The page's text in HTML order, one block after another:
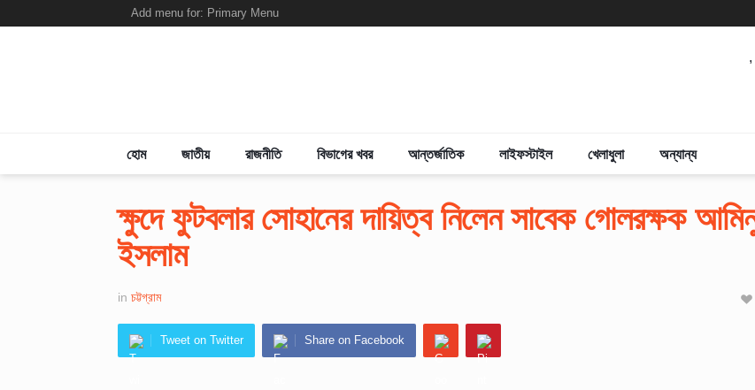
Add menu for: Primary Menu
,
হোম জাতীয় রাজনীতি বিভাগের খবর আন্তর্জাতিক লাইফস্টাইল খেলাধুলা অন্যান্য
ক্ষুদে ফুটবলার সোহানের দায়িত্ব নিলেন সাবেক গোলরক্ষক
ইসলাম
in চট্টগ্রাম
Tweet on Twitter Share on Facebook